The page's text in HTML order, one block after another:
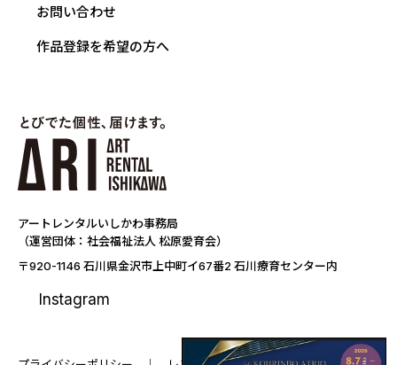
アートレンタルいしかわ事務局
（運営団体：社会福祉法人 松原愛育会）
〒920-1146 石川県金沢市上中町イ67番2 石川療育センター内
Instagram
お問い合わせ
作品登録を希望の方へ